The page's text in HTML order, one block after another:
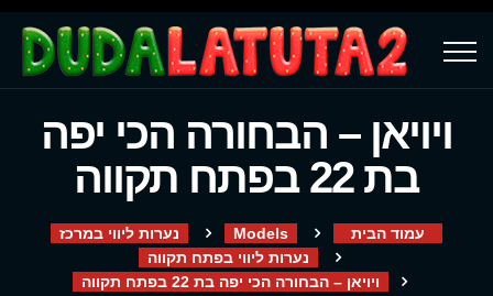
ויויאן – הבחורה הכי יפה
בת 22 בפתח תקווה
עמוד הבית Models
נערות ליווי במרכז
נערות ליווי בפתח תקווה
ויויאן – הבחורה הכי יפה בת 22 בפתח תקווה